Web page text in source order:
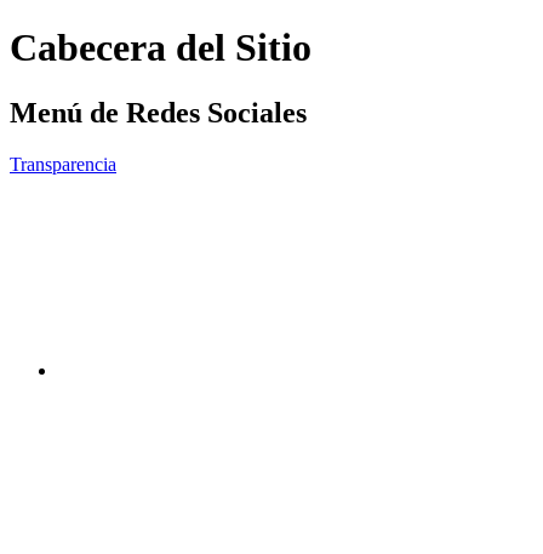
Cabecera del Sitio
Menú de Redes Sociales
Transparencia